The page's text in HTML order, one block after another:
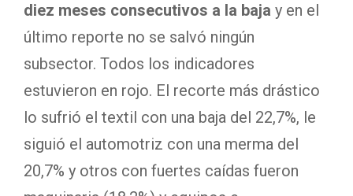
diez meses consecutivos a la baja y en el
último reporte no se salvó ningún
subsector. Todos los indicadores
estuvieron en rojo. El recorte más drástico
lo sufrió el textil con una baja del 22,7%, le
siguió el automotriz con una merma del
20,7% y otros con fuertes caídas fueron